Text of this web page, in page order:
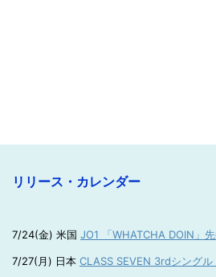
リリース・カレンダー
7/24(金) 米国 JO1 「WHATCHA DOIN」
7/27(月) 日本 CLASS SEVEN 3rdシングル